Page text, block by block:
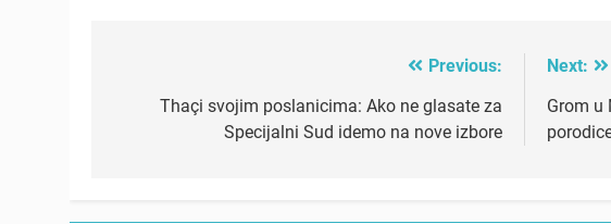
navigation
Previous:
Thaçi svojim poslanicima: Ako ne glasate za
Specijalni Sud idemo na nove izbore
Next:
Grom u